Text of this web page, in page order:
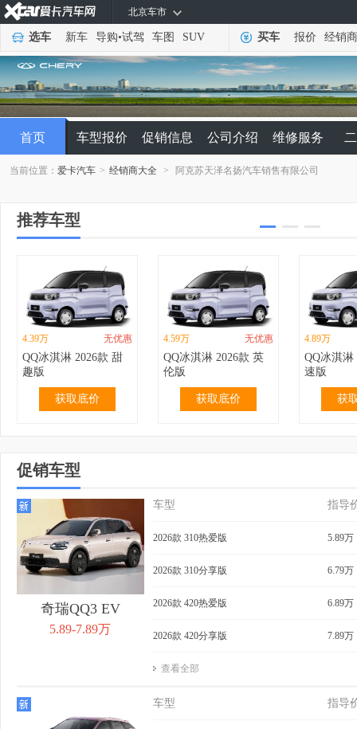
北京车市
选车 新车 导购•试驾 车图 SUV 买车 报价 经销商
首页 车型报价 促销信息 公司介绍 维修服务
当前位置：爱卡汽车 > 经销商大全 > 阿克苏天泽名扬汽车销售有限公司
推荐车型
4.39万 无优惠
QQ冰淇淋 2026款 甜
趣版
获取底价
4.59万 无优惠
QQ冰淇淋 2026款 英
伦版
获取底价
4.89万
QQ冰淇淋
速版
获
2.99万
QQ冰淇淋 2024款 青
春版 120km 奶昔
获取底价
3.19万
春版 120km 香草
获取底价
3.69万
205km 圣
获
QQ冰淇淋 2024款 青
春版 205km 奶昔
4.39万
205km 元气版
QQ冰淇
205km 元
促销车型
奇瑞QQ3 EV
5.89-7.89万
车型 指导
2026款 310热爱版 5.89万
2026款 310分享版 6.79万
2026款 420热爱版 6.89万
2026款 420分享版 7.89万
查看全部
车型 指导